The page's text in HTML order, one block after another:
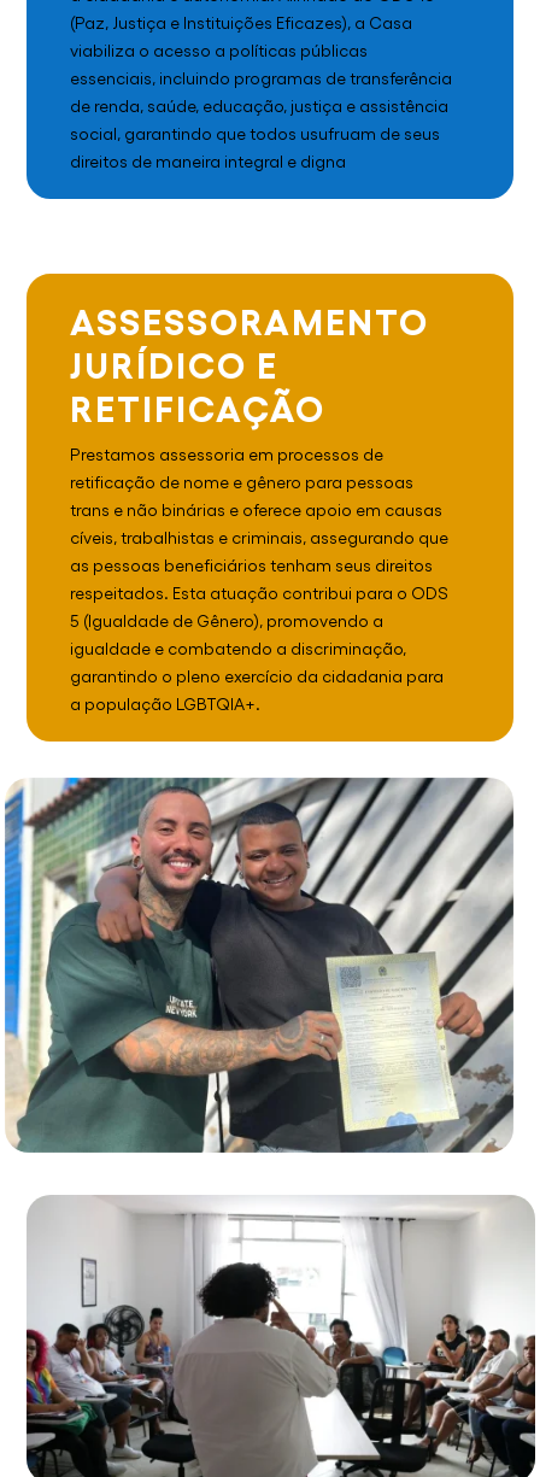
(Paz, Justiça e Instituições Eficazes), a Casa
viabiliza o acesso a políticas públicas
essenciais, incluindo programas de transferência
de renda, saúde, educação, justiça e assistência
social, garantindo que todos usufruam de seus
direitos de maneira integral e digna
ASSESSORAMENTO
JURÍDICO E
RETIFICAÇÃO
Prestamos assessoria em processos de
retificação de nome e gênero para pessoas
trans e não binárias e oferece apoio em causas
cíveis, trabalhistas e criminais, assegurando que
as pessoas beneficiários tenham seus direitos
respeitados. Esta atuação contribui para o ODS
5 (Igualdade de Gênero), promovendo a
igualdade e combatendo a discriminação,
garantindo o pleno exercício da cidadania para
a população LGBTQIA+.